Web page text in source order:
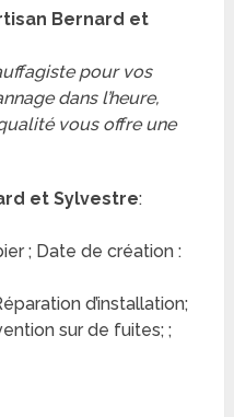
Bernard et
pour vos
dans l’heure,
vous offre une
et Sylvestre:
; Date de création :
d’installation;
sur de fuites; ;